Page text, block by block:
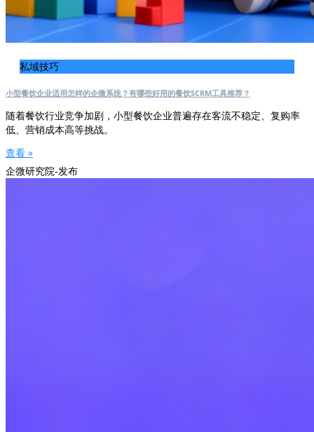
私域技巧
小型餐饮企业适用怎样的企微系统？有哪些好用的餐饮SCRM工具推荐？
随着餐饮行业竞争加剧，小型餐饮企业普遍存在客流不稳定、复购率
低、营销成本高等挑战。
查看 »
企微研究院-发布